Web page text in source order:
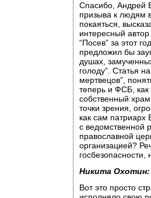
Спасибо, Андрей
призыва к людям
покаяться,
интересный
“Посев” за этот
предложил бы
душах,
голоду”. Статья
мертвецов”,
теперь и ФСБ,
собственный
точки зрения,
как сам патриарх
с ведомственной
православной
организацией?
госбезопасности,
Никита Охотин:
Вот это просто